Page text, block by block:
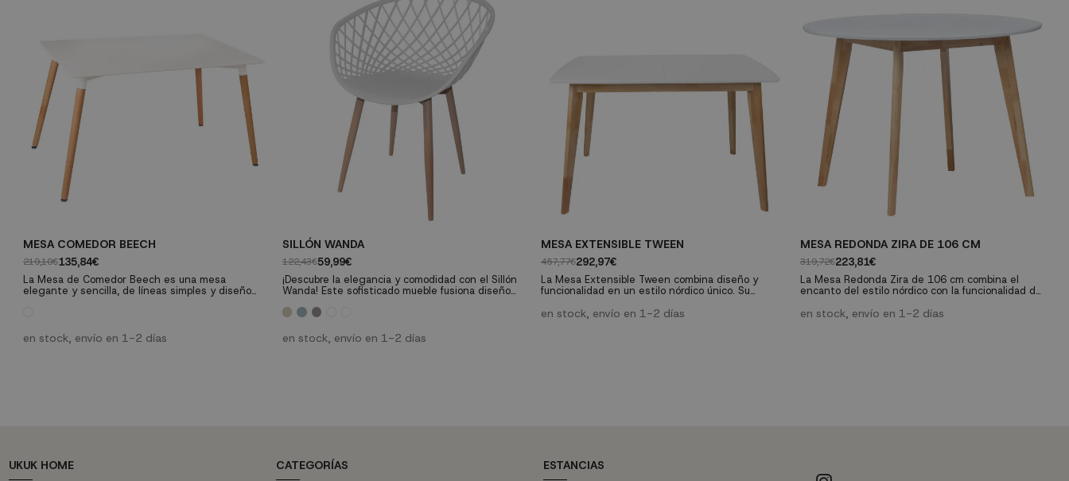
MESA COMEDOR BEECH
219,10€135,84€
La Mesa de Comedor Beech es una mesa
elegante y sencilla, de líneas simples y diseño
que en los que se presenta, se trata de una mesa
ideal para decoraciones de corte nórdico, aunque
en stock, envío en 1-2 días
SILLÓN WANDA
122,43€59,99€
¡Descubre la elegancia y comodidad con el Sillón
Wanda! Este sofisticado mueble fusiona diseño
experiencia única en tu hogar. Disponible en una
gustos: blanco, arena, aguamarina, gris, café y
rosa. Fabricado en polipropileno de alta resistencia
en stock, envío en 1-2 días
MESA EXTENSIBLE TWEEN
457,77€292,97€
La Mesa Extensible Tween combina diseño y
funcionalidad en un estilo nórdico único. Su
convierte en la solución perfecta para optimizar el
en stock, envío en 1-2 días
MESA REDONDA ZIRA DE 106 CM
319,72€223,81€
La Mesa Redonda Zira de 106 cm combina el
encanto del estilo nórdico con la funcionalidad de
en blanco y patas de madera de caucho, esta
en stock, envío en 1-2 días
UKUK HOME CATEGORÍAS ESTANCIAS